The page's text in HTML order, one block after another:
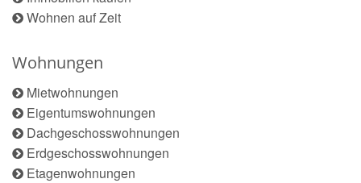
Wohnen auf Zeit
Wohnungen
Mietwohnungen
Eigentumswohnungen
Dachgeschosswohnungen
Erdgeschosswohnungen
Etagenwohnungen